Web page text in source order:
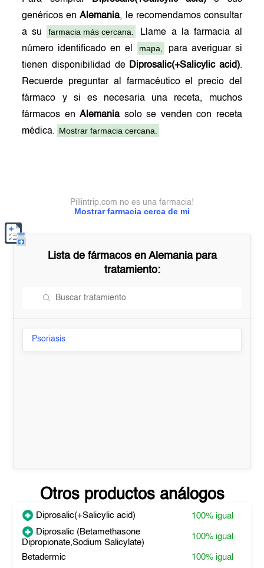
genéricos enAlemania, le recomendamos consultar
a su
farmacia más cercana.
Llame a la farmacia al
número identificado en el
mapa,
para averiguar si
tienen disponibilidad de Diprosalic(+Salicylic acid).
Recuerde preguntar al farmacéutico el precio del
fármaco y si es necesaria una receta, muchos
fármacos enAlemaniasolo se venden con receta
médica. Mostrar farmacia cercana.
Mostrar farmacia cerca de mi
Pillintrip.com no es una farmacia!
Lista de fármacos en Alemaniapara
tratamiento:
Psoriasis
Otros productos análogos
Diprosalic(+Salicylic acid) 100% igual
Diprosalic (Betamethasone
Dipropionate,Sodium Salicylate)
100% igual
Betadermic 100% igual